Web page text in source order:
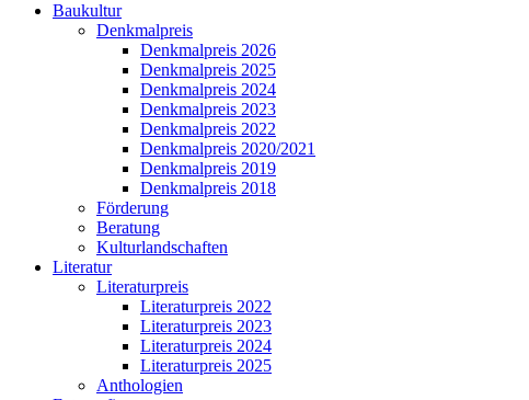
Baukultur
Denkmalpreis
Denkmalpreis 2026
Denkmalpreis 2025
Denkmalpreis 2024
Denkmalpreis 2023
Denkmalpreis 2022
Denkmalpreis 2020/2021
Denkmalpreis 2019
Denkmalpreis 2018
Förderung
Beratung
Kulturlandschaften
Literatur
Literaturpreis
Literaturpreis 2022
Literaturpreis 2023
Literaturpreis 2024
Literaturpreis 2025
Anthologien